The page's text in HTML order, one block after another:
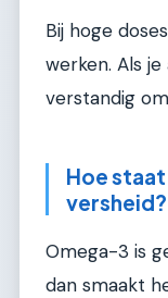
Bij hoge
werken. Als
verstandig
Hoe
versheid?
Omega-3 is
dan smaakt